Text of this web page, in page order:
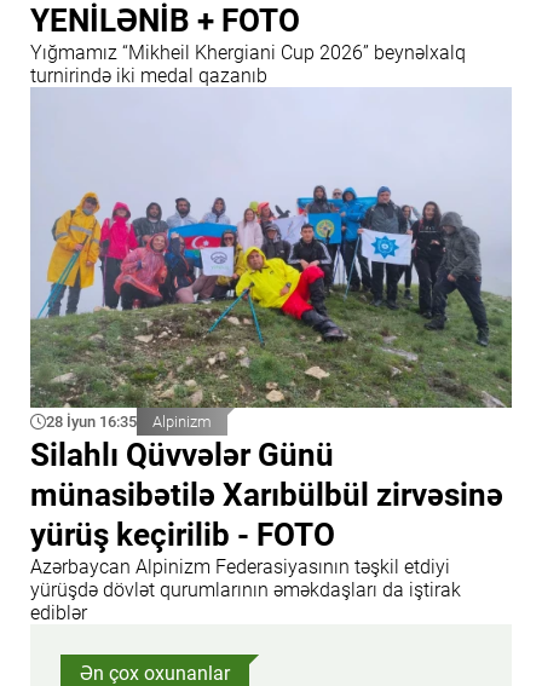
YENİLƏNİB + FOTO
Yığmamız “Mikheil Khergiani Cup 2026” beynəlxalq
turnirində iki medal qazanıb
28 İyun 16:35 Alpinizm
Silahlı Qüvvələr Günü
münasibətilə Xarıbülbül zirvəsinə
yürüş keçirilib - FOTO
Azərbaycan Alpinizm Federasiyasının təşkil etdiyi
yürüşdə dövlət qurumlarının əməkdaşları da iştirak
ediblər
Ən çox oxunanlar